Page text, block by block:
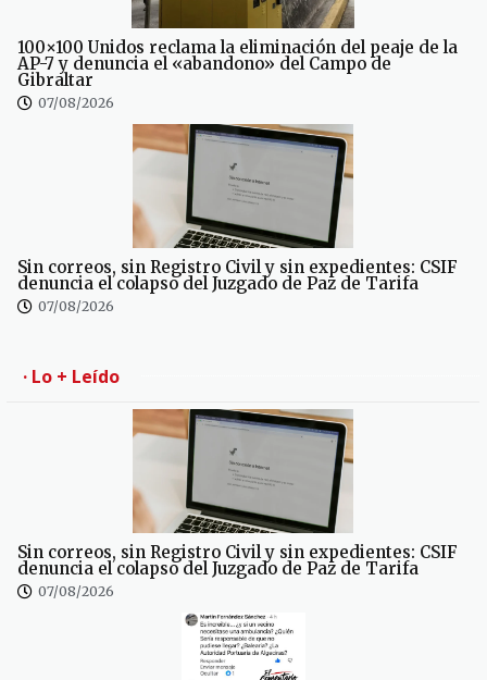
100×100 Unidos reclama la eliminación del peaje de la
AP-7 y denuncia el «abandono» del Campo de
Gibraltar
07/08/2026
Sin correos, sin Registro Civil y sin expedientes: CSIF
denuncia el colapso del Juzgado de Paz de Tarifa
07/08/2026
· Lo + Leído
Sin correos, sin Registro Civil y sin expedientes: CSIF
denuncia el colapso del Juzgado de Paz de Tarifa
07/08/2026